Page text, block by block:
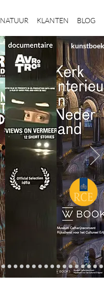
NATUUR KLANTEN BLOG
kunstboek